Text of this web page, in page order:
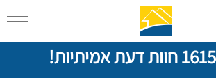
דעת אמיתיות!